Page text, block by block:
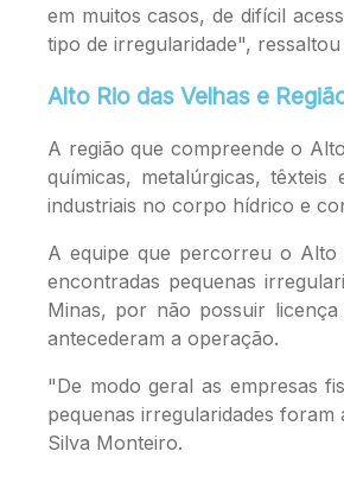
em muitos casos, de difícil
tipo de irregularidade",
Alto Rio das Velhas e
A região que compreende o
químicas, metalúrgicas,
industriais no corpo hídrico e
A equipe que percorreu o Alto
encontradas pequenas
Minas, por não possuir
antecederam a operação.
"De modo geral as empresas
pequenas irregularidades
Silva Monteiro.